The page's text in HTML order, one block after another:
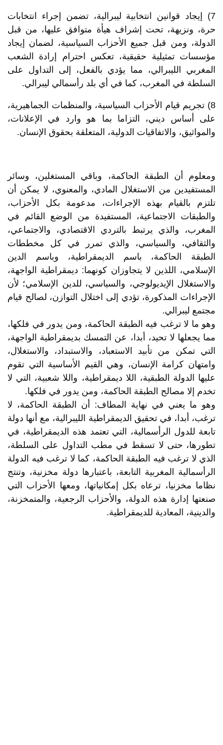
7) إيجاد قوانين انتخابية ليبرالية، تضمن إجراء انتخابات
حرة، ونزيهة، تحت إشراف هيأة متوافق عليها، من قبل
الدولة، ومن قبل جميع الأحزاب السياسية، لضمان إيجاد
مؤسسات تمثيلية حقيقية، تعكس احترام إرادة الشعب
المغربي الليبرالي، مما يؤدي بالفعل، إلى التداول على
السلطة في المغرب، كما في أي بلد رأسمالي ليبرالي.
8) تجريم قيام الأحزاب السياسية، والمنظمات الجماهيرية،
على أساس ديني، التزاما بما هو وارد في الإعلانات،
والمواثيق، والاتفاقيات الدولية، المتعلقة بحقوق الإنسان.
ومعلوم أن الطبقة الحاكمة، وباقي المستغلين، وسائر
المستفيدين من الاستغلال المادي، والمعنوي، لا يمكن أن
تلتزم بالقيام بهذه الإجراءات، مدعومة بكل الأحزاب،
والطبقات الاجتماعية، المستفيدة من الوضع القائم في
المغرب، والذي يرتبط بالتردي الاقتصادي، والاجتماعي،
والثقافي، والسياسي، والذي تمرر في كل مخططات
الطبقة الحاكمة، باسم الديمقراطية، وباسم الدين
الإسلامي، اللذين لا يتجاوزان كونهما: ديمقراطية الواجهة،
والاستغلال الإيديولوجي، والسياسي، للدين الإسلامي؛ لأن
الإجراءات المذكورة، تؤدي إلى اختلال التوازن، لصالح قيام
مجتمع ليبرالي.
وهو ما لا ترغب فيه الطبقة الحاكمة، ومن يدور في فلكها،
مما يجعلها لا تحيد، أبدا، عن التمسك بديمقراطية الواجهة،
التي تمكن من تأبيد الاستعباد، والاستبداد، والاستغلال،
وامتهان كرامة الإنسان، وهي القيم الأساسية التي تقوم
عليها الدولة الطبقية، اللا ديمقراطية، واللا شعبية، التي لا
تخدم إلا مصالح الطبقة الحاكمة، ومن يدور في فلكها.
وهو ما يعني في نهاية المطاف: أن الطبقة الحاكمة، لا
ترغب، أبدا، في تحقيق الديمقراطية الليبرالية، مع أنها دولة
تابعة للدول الرأسمالية، التي تعتمد هذه الديمقراطية، في
تطورها، حتى لا تسقط في مطب التداول على السلطة،
الذي لا ترغب فيه الطبقة الحاكمة، كما لا ترغب فيه الدولة
الرأسمالية المغربية التابعة، باعتبارها دولة مخزنية، وتنتج
نظاما مخزنيا، ترعاه بكل إمكانياتها، ومعها الأحزاب التي
صنعتها إدارة هذه الدولة، والأحزاب الرجعية، والمتمخزنة،
والدينية، المعادية للديمقراطية.